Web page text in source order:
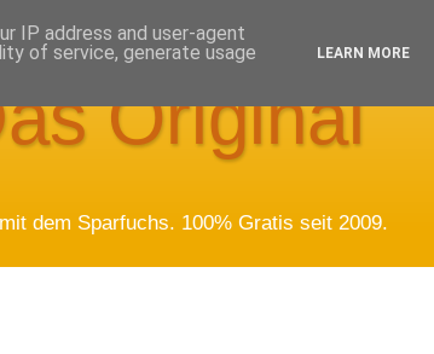
Original
dem Sparfuchs. 100% Gratis seit 2009.
IP address and user-agent
of service, generate usage
LEARN MORE